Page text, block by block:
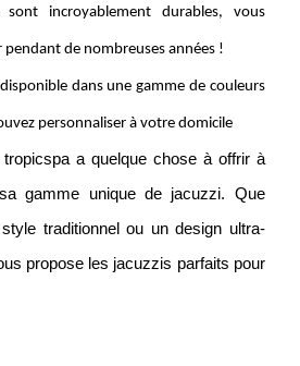
sont incroyablement durables, vous
de nombreuses années !
dans une gamme de couleurs
personnaliser à votre domicile
a quelque chose à offrir à
gamme unique de jacuzzi. Que
traditionnel ou un design ultra-
propose les jacuzzis parfaits pour